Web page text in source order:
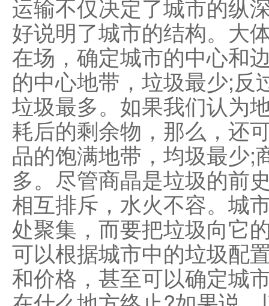
运输不仅决定了城市的纵
好说明了城市的结构。大
在场，确定城市的中心和
的中心地带，垃圾最少;反
垃圾最多。如果我们认为
耗后的剩余物，那么，还
品的饱满地带，均圾最少;
多。尽管商晶是垃圾的前
相互排斥，水火不容。城
处聚集，而要把垃圾向它
可以根据城市中的垃圾配
和价格，甚至可以确定城